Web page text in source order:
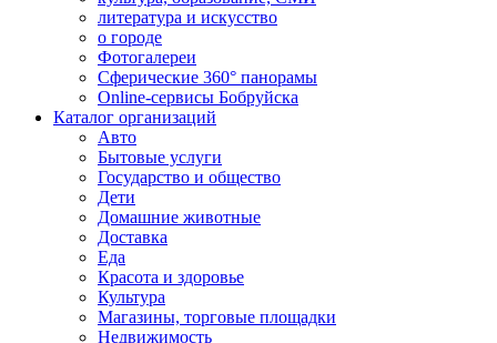
литература и искусство
о городе
Фотогалереи
Сферические 360° панорамы
Online-сервисы Бобруйска
Каталог организаций
Авто
Бытовые услуги
Государство и общество
Дети
Домашние животные
Доставка
Еда
Красота и здоровье
Культура
Магазины, торговые площадки
Недвижимость